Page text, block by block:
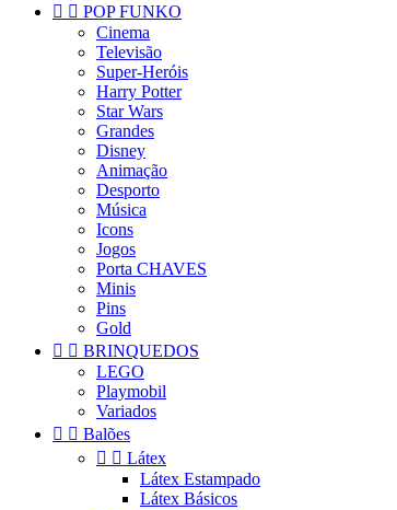
  POP FUNKO
Cinema
Televisão
Super-Heróis
Harry Potter
Star Wars
Grandes
Disney
Animação
Desporto
Música
Icons
Jogos
Porta CHAVES
Minis
Pins
Gold
  BRINQUEDOS
LEGO
Playmobil
Variados
  Balões
  Látex
Látex Estampado
Látex Básicos